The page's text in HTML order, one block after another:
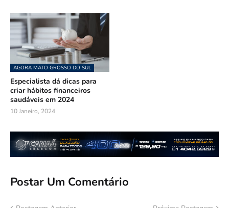
AGORA MATO GROSSO DO SUL
Especialista dá dicas para
criar hábitos financeiros
saudáveis em 2024
10 Janeiro, 2024
Postar Um Comentário